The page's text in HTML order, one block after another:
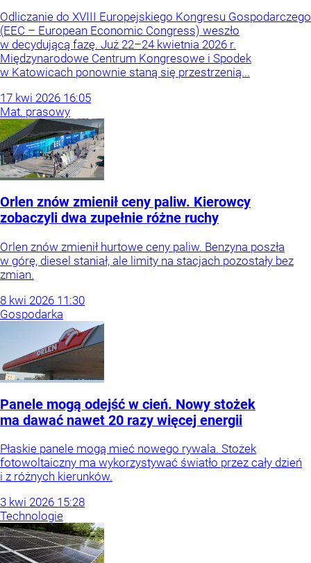
Odliczanie do XVIII Europejskiego Kongresu Gospodarczego
(EEC – European Economic Congress) weszło
w decydującą fazę. Już 22–24 kwietnia 2026 r.
Międzynarodowe Centrum Kongresowe i Spodek
w Katowicach ponownie staną się przestrzenią...
17 kwi 2026 16:05
Mat. prasowy
Orlen znów zmienił ceny paliw. Kierowcy
zobaczyli dwa zupełnie różne ruchy
Orlen znów zmienił hurtowe ceny paliw. Benzyna poszła
w górę, diesel staniał, ale limity na stacjach pozostały bez
zmian.
8 kwi 2026 11:30
Gospodarka
Panele mogą odejść w cień. Nowy stożek
ma dawać nawet 20 razy więcej energii
Płaskie panele mogą mieć nowego rywala. Stożek
fotowoltaiczny ma wykorzystywać światło przez cały dzień
i z różnych kierunków.
3 kwi 2026 15:28
Technologie